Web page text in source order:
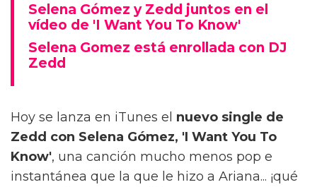
Selena Gómez y Zedd juntos en el
vídeo de 'I Want You To Know'
Selena Gomez está enrollada con DJ
Zedd
Hoy se lanza en iTunes el nuevo single de
Zedd con Selena Gómez, 'I Want You To
Know', una canción mucho menos pop e
instantánea que la que le hizo a Ariana... ¡qué